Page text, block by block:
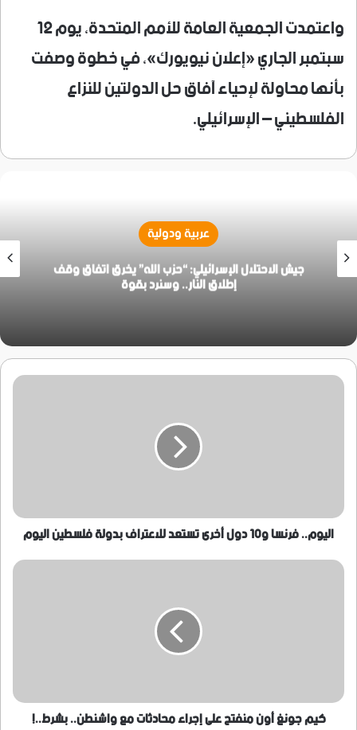
واعتمدت الجمعية العامة للأمم المتحدة، يوم 12
سبتمبر الجاري «إعلان نيويورك»، في خطوة وصفت
بأنها محاولة لإحياء آفاق حل الدولتين للنزاع
الفلسطيني – الإسرائيلي.
عربية ودولية
جيش الاحتلال الإسرائيلي: “حزب الله” يخرق اتفاق وقف
إطلاق النار.. وسنرد بقوة
اليوم..
فلسطين
اليوم
اليوم.. فرنسا و10 دول أخرى تستعد للاعتراف بدولة فلسطين اليوم
كيم
واشنطن..
بشرط..!
كيم جونغ أون منفتح على إجراء محادثات مع واشنطن.. بشرط..!